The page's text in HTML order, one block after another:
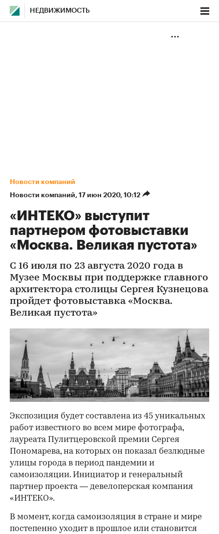
НЕДВИЖИМОСТЬ
Новости компаний
Новости компаний⁠, 17 июн 2020, 10:12
«ИНТЕКО» выступит
партнером фотовыставки
«Москва. Великая пустота»
С 16 июля по 23 августа 2020 года в
Музее Москвы при поддержке главного
архитектора столицы Сергея Кузнецова
пройдет фотовыставка «Москва.
Великая пустота»
Экспозиция будет составлена из 45 уникальных
работ известного во всем мире фотографа,
лауреата Пулитцеровской премии Сергея
Пономарева, на которых он показал безлюдные
улицы города в период пандемии и
самоизоляции. Инициатор и генеральный
партнер проекта — девелоперская компания
«ИНТЕКО».
В момент, когда самоизоляция в стране и мире
постепенно уходит в прошлое или становится